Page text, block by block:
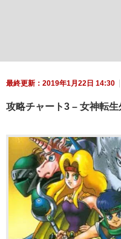
最終更新：2019年1月22日 14:30
攻略チャート3 – 女神転